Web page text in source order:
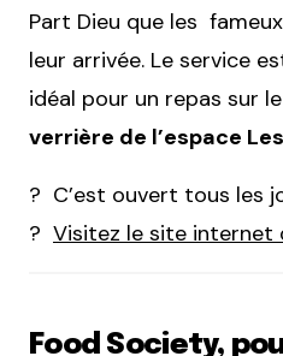
Part Dieu que les
leur arrivée. Le service
idéal pour un repas sur
verrière de l’espace
? C’est ouvert tous les
? Visitez le site internet
Food Society,